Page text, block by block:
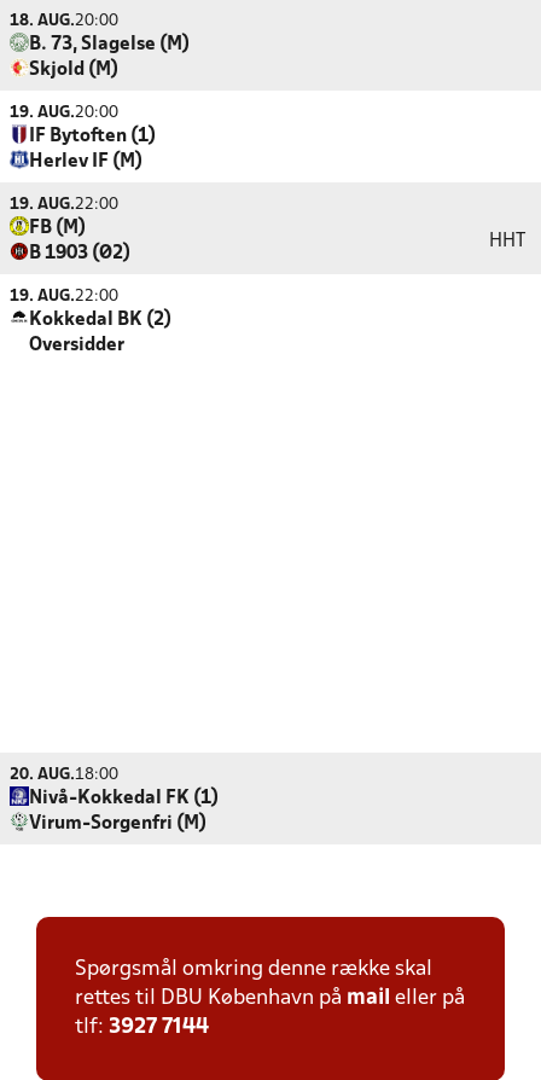
18. AUG.20:00
B. 73, Slagelse (M)
Skjold (M)
19. AUG.20:00
IF Bytoften (1)
Herlev IF (M)
19. AUG.22:00
FB (M)
B 1903 (Ø2)
HHT
19. AUG.22:00
Kokkedal BK (2)
Oversidder
20. AUG.18:00
Nivå-Kokkedal FK (1)
Virum-Sorgenfri (M)
Spørgsmål omkring denne række skal
rettes til DBU København på mail eller på
tlf: 3927 7144